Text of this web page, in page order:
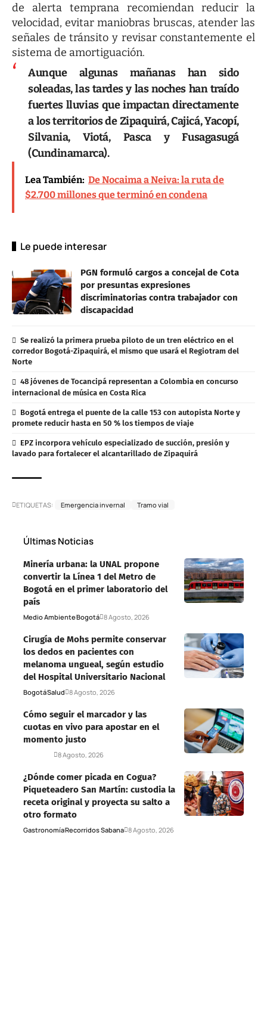
de alerta temprana recomiendan reducir la
velocidad, evitar maniobras bruscas, atender las
señales de tránsito y revisar constantemente el
sistema de amortiguación.
Aunque algunas mañanas han sido
soleadas, las tardes y las noches han traído
fuertes lluvias que impactan directamente
a los territorios de Zipaquirá, Cajicá, Yacopí,
Silvania, Viotá, Pasca y Fusagasugá
(Cundinamarca).
Lea También: De Nocaima a Neiva: la ruta de
$2.700 millones que terminó en condena
Le puede interesar
PGN formuló cargos a concejal de Cota
por presuntas expresiones
discriminatorias contra trabajador con
discapacidad
Se realizó la primera prueba piloto de un tren eléctrico en el
corredor Bogotá-Zipaquirá, el mismo que usará el Regiotram del
Norte
48 jóvenes de Tocancipá representan a Colombia en concurso
internacional de música en Costa Rica
Bogotá entrega el puente de la calle 153 con autopista Norte y
promete reducir hasta en 50 % los tiempos de viaje
EPZ incorpora vehículo especializado de succión, presión y
lavado para fortalecer el alcantarillado de Zipaquirá
ETIQUETAS: Emergencia invernal Tramo vial
Últimas Noticias
Minería urbana: la UNAL propone
convertir la Línea 1 del Metro de
Bogotá en el primer laboratorio del
país
Medio AmbienteBogotá 8 Agosto, 2026
Cirugía de Mohs permite conservar
los dedos en pacientes con
melanoma ungueal, según estudio
del Hospital Universitario Nacional
BogotáSalud 8 Agosto, 2026
Cómo seguir el marcador y las
cuotas en vivo para apostar en el
momento justo
8 Agosto, 2026
¿Dónde comer picada en Cogua?
Piqueteadero San Martín: custodia la
receta original y proyecta su salto a
otro formato
GastronomíaRecorridos Sabana 8 Agosto, 2026